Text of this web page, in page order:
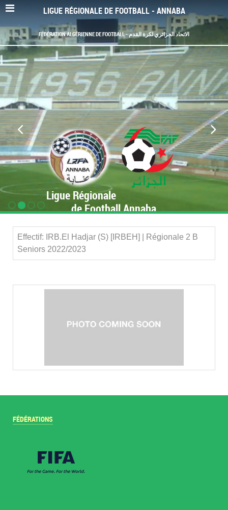
LIGUE RÉGIONALE DE FOOTBALL - ANNABA
FÉDÉRATION ALGÉRIENNE DE FOOTBALL - الاتحاد الجزائري لكرة القدم
Ligue Régionale
de Football Annaba
Effectif: IRB.El Hadjar (S) [IRBEH] | Régionale 2 B
Seniors 2022/2023
FÉDÉRATIONS